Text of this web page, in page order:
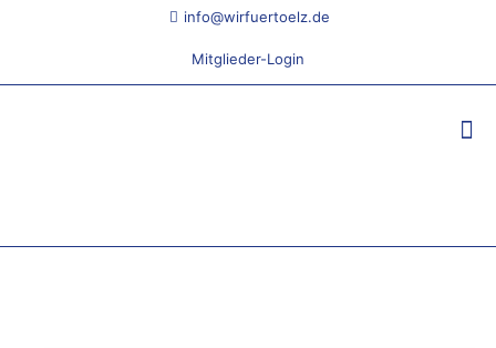
info@wirfuertoelz.de
Mitglieder-Login